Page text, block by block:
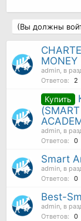
(Вы должны
MONEY
admin , в
Ответов:
2
Купить
admin , в
Ответов:
0
Smart
admin , в
Ответов:
0
Best-
admin , в
Ответов:
0